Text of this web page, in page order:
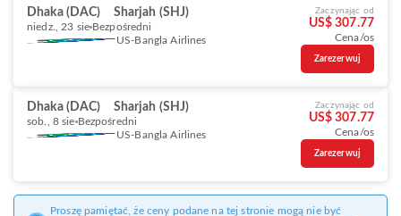
Dhaka (DAC) Sharjah (SHJ)
niedz., 23 sie Bezpośredni
US-Bangla Airlines
Zaczynając od
US$ 307.77
Cena/os
Zarezerwuj
Dhaka (DAC) Sharjah (SHJ)
sob., 8 sie Bezpośredni
US-Bangla Airlines
Zaczynając od
US$ 307.77
Cena/os
Zarezerwuj
Proszę pamiętać, że ceny podane na tej stronie mogą nie być